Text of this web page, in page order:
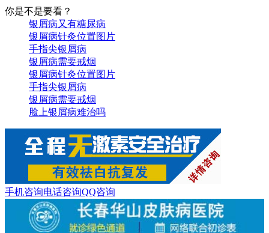
你是不是要看？
银屑病又有糖尿病
银屑病针灸位置图片
手指尖银屑病
银屑病需要戒烟
银屑病针灸位置图片
手指尖银屑病
银屑病需要戒烟
脸上银屑病难治吗
手机咨询电话咨询QQ咨询